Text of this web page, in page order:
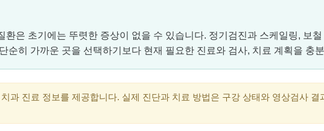
환은 초기에는 뚜렷한 증상이 없을 수 있습니다. 정기검진과 스케일링, 보
순히 가까운 곳을 선택하기보다 현재 필요한 진료와 검사, 치료 계획을 충
과 진료 정보를 제공합니다. 실제 진단과 치료 방법은 구강 상태와 영상검사